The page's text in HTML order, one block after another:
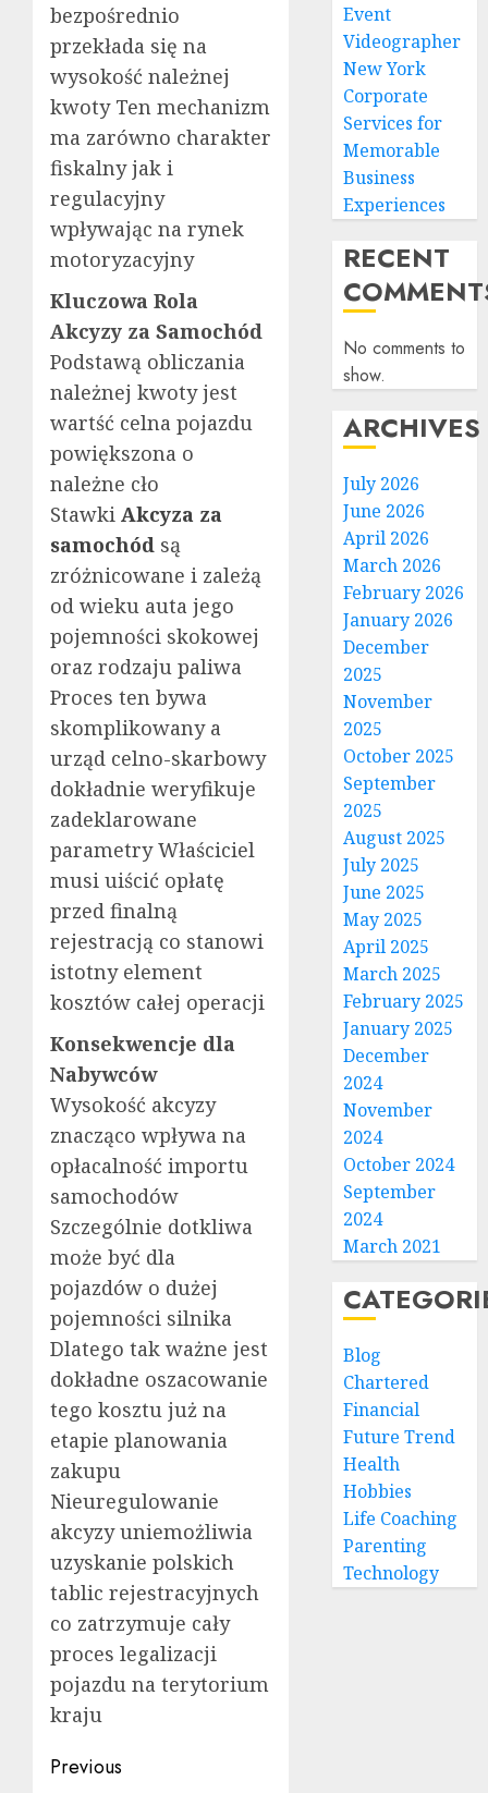
bezpośrednio
przekłada się na
wysokość należnej
kwoty Ten mechanizm
ma zarówno charakter
fiskalny jak i
regulacyjny
wpływając na rynek
motoryzacyjny
Kluczowa Rola
Akcyzy za Samochód
Podstawą obliczania
należnej kwoty jest
wartść celna pojazdu
powiększona o
należne cło
Stawki Akcyza za
samochód są
zróżnicowane i zależą
od wieku auta jego
pojemności skokowej
oraz rodzaju paliwa
Proces ten bywa
skomplikowany a
urząd celno-skarbowy
dokładnie weryfikuje
zadeklarowane
parametry Właściciel
musi uiścić opłatę
przed finalną
rejestracją co stanowi
istotny element
kosztów całej operacji
Konsekwencje dla
Nabywców
Wysokość akcyzy
znacząco wpływa na
opłacalność importu
samochodów
Szczególnie dotkliwa
może być dla
pojazdów o dużej
pojemności silnika
Dlatego tak ważne jest
dokładne oszacowanie
tego kosztu już na
etapie planowania
zakupu
Nieuregulowanie
akcyzy uniemożliwia
uzyskanie polskich
tablic rejestracyjnych
co zatrzymuje cały
proces legalizacji
pojazdu na terytorium
kraju
Post
Previous
Event
Videographer
New York
Corporate
Services for
Memorable
Business
Experiences
RECENT
No comments to
show.
ARCHIVES
July 2026
June 2026
April 2026
March 2026
February 2026
January 2026
December
2025
November
2025
October 2025
September
2025
August 2025
July 2025
June 2025
May 2025
April 2025
March 2025
February 2025
January 2025
December
2024
November
2024
October 2024
September
2024
March 2021
Blog
Chartered
Financial
Future Trend
Health
Hobbies
Life Coaching
Parenting
Technology